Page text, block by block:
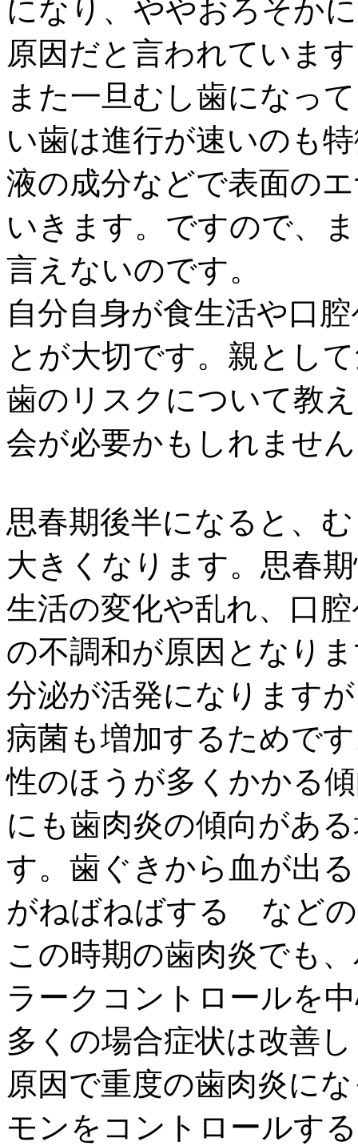
になり、ややおろそか
原因だと言われていま
また一旦むし歯になっ
い歯は進行が速いのも
液の成分などで表面の
いきます。ですので、
言えないのです。
自分自身が食生活や口
とが大切です。親とし
歯のリスクについて教
会が必要かもしれませ
思春期後半になると、
大きく なります。思春
生活の変化や乱れ、口
の不調和が原因となり
分泌が活発になります
病菌も増加するためで
性のほうが多くかかる
にも歯肉炎の傾向があ
す。 歯ぐきから血が出
がねばねばする
などの
この時期の歯肉炎でも、
ラークコントロールを
多くの場合症状は改善
原因で重度の歯肉炎に
モンをコントロールす